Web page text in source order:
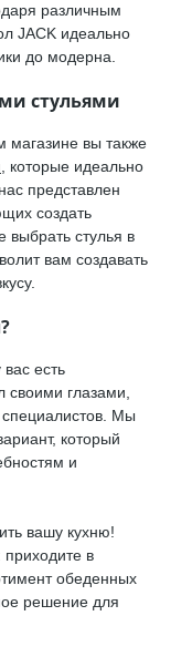
различным
JACK идеально
до модерна.
стульями
вы также
, которые идеально
представлен
создать
стулья в
вам создавать
есть
своими глазами,
Мы
который
и
вашу кухню!
приходите в
обеденных
решение для